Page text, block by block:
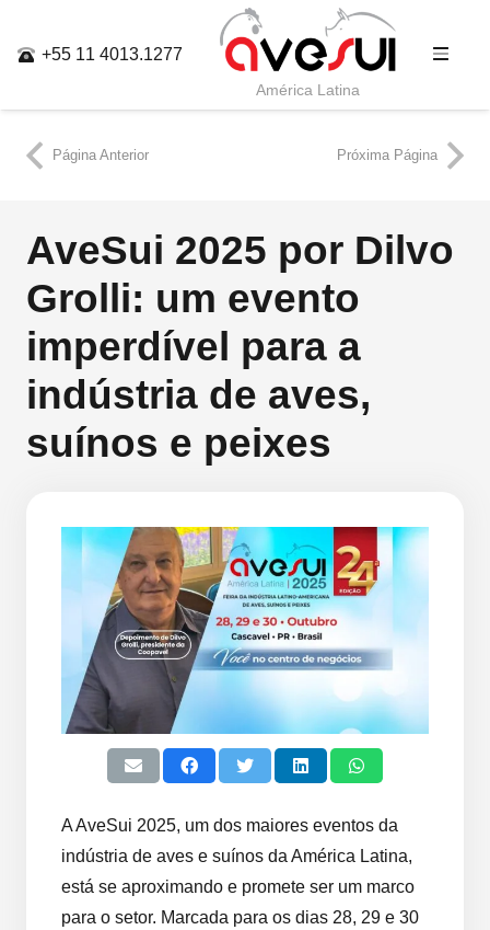
+55 11 4013.1277
América Latina
Página Anterior Próxima Página
AveSui 2025 por Dilvo
Grolli: um evento
imperdível para a
indústria de aves,
suínos e peixes
A AveSui 2025, um dos maiores eventos da
indústria de aves e suínos da América Latina,
está se aproximando e promete ser um marco
para o setor. Marcada para os dias 28, 29 e 30